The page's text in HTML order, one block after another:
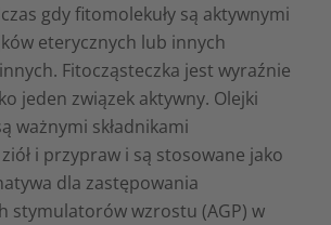
gdy fitomolekuły są aktywnymi
eterycznych lub innych
Fitocząsteczka jest wyraźnie
jeden związek aktywny. Olejki
ważnymi składnikami
i przypraw i są stosowane jako
dla zastępowania
stymulatorów wzrostu (AGP) w